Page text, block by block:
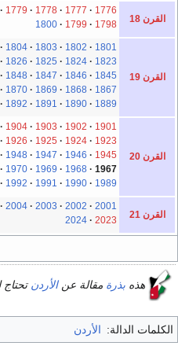
القرن 18
1776
1777
1778
1779
1798
1799
1800
القرن 19
1801
1802
1803
1804
1823
1824
1825
1826
1845
1846
1847
1848
1867
1868
1869
1870
1889
1890
1891
1892
القرن 20
1901
1902
1903
1904
1923
1924
1925
1926
1945
1946
1947
1948
1967
1968
1969
1970
1989
1990
1991
1992
القرن 21
2001
2002
2003
2004
2023
2024
هذه بذرة مقالة عنالأردن
الكلمات الدالة: الأردن